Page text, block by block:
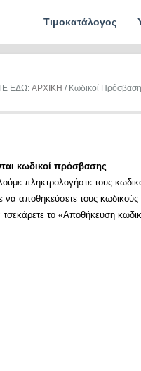
Τιμοκατάλογος
ΕΔΩ:ΑΡΧΙΚΗ / Κωδικοί
κωδικοί πρόσβασης
πληκτρολογήστε τους
να αποθηκεύσετε τους
τσεκάρετε το «Αποθήκευση